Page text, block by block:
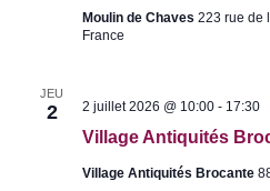
C
r
a
i
Moulin de Chaves 223 rue de
France
JEU
2
Village Antiquités
2 juillet 2026 @ 10:00- 17:30
Village Antiquités Brocante